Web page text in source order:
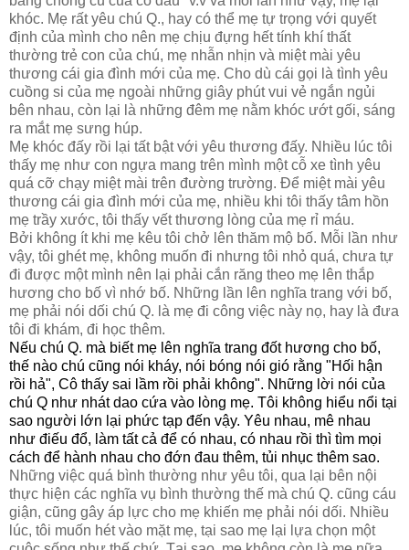
khóc. Mẹ rất yêu chú Q., hay có thể mẹ tự trọng với quyết
định của mình cho nên mẹ chịu đựng hết tính khí thất
thường trẻ con của chú, mẹ nhẫn nhịn và miệt mài yêu
thương cái gia đình mới của mẹ. Cho dù cái gọi là tình yêu
cuồng si của mẹ ngoài những giây phút vui vẻ ngắn ngủi
bên nhau, còn lại là những đêm mẹ nằm khóc ướt gối, sáng
ra mắt mẹ sưng húp.
Mẹ khóc đấy rồi lại tất bật với yêu thương đấy. Nhiều lúc tôi
thấy mẹ như con ngựa mang trên mình một cỗ xe tình yêu
quá cỡ chạy miệt mài trên đường trường. Để miệt mài yêu
thương cái gia đình mới của mẹ, nhiều khi tôi thấy tâm hồn
mẹ trầy xước, tôi thấy vết thương lòng của mẹ rỉ máu.
Bởi không ít khi mẹ kêu tôi chở lên thăm mộ bố. Mỗi lần như
vậy, tôi ghét mẹ, không muốn đi nhưng tôi nhỏ quá, chưa tự
đi được một mình nên lại phải cắn răng theo mẹ lên thắp
hương cho bố vì nhớ bố. Những lần lên nghĩa trang với bố,
mẹ phải nói dối chú Q. là mẹ đi công việc này nọ, hay là đưa
tôi đi khám, đi học thêm.
Nếu chú Q. mà biết mẹ lên nghĩa trang đốt hương cho bố,
thế nào chú cũng nói kháy, nói bóng nói gió rằng "Hối hận
rồi hả", Cô thấy sai lầm rồi phải không". Những lời nói của
chú Q như nhát dao cứa vào lòng mẹ. Tôi không hiểu nổi tại
sao người lớn lại phức tạp đến vậy. Yêu nhau, mê nhau
như điếu đổ, làm tất cả để có nhau, có nhau rồi thì tìm mọi
cách để hành nhau cho đớn đau thêm, tủi nhục thêm sao.
Những việc quá bình thường như yêu tôi, qua lại bên nội
thực hiện các nghĩa vụ bình thường thế mà chú Q. cũng cáu
giận, cũng gây áp lực cho mẹ khiến mẹ phải nói dối. Nhiều
lúc, tôi muốn hét vào mặt mẹ, tại sao mẹ lại lựa chọn một